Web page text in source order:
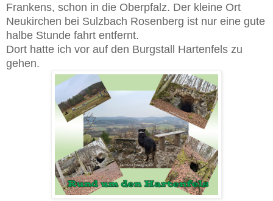
Frankens, schon in die Oberpfalz. Der kleine Ort
Neukirchen bei Sulzbach Rosenberg ist nur eine gute
halbe Stunde fahrt entfernt.
Dort hatte ich vor auf den Burgstall Hartenfels zu
gehen.